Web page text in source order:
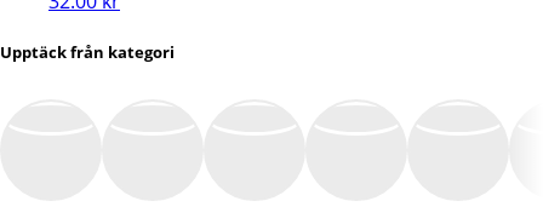
Upptäck från kategori